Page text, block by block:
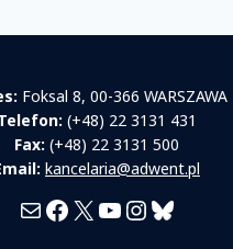
Foksal 8, 00-366 WARSZAWA
(+48) 22 3131 431
Fax: (+48) 22 3131 500
kancelaria@adwent.pl
MailFacebook
X YouTube
Instagram
Bluesky